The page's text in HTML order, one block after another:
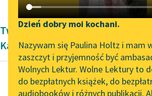
Katalog DAISY
Podkasty o książkach
Zgłoś
Aktualności
„Prokurator Alicja Horn”
do słuchania
Mapa
Dzień dobry moi kochani.
Nazywam się Paulina Holtz i mam
zaszczyt i przyjemność być
Wolnych Lektur. Wolne Lektury to
do bezpłatnych książek, do
audiobooków i różnych publikacji.
Twórczość okresu
Kasprzak